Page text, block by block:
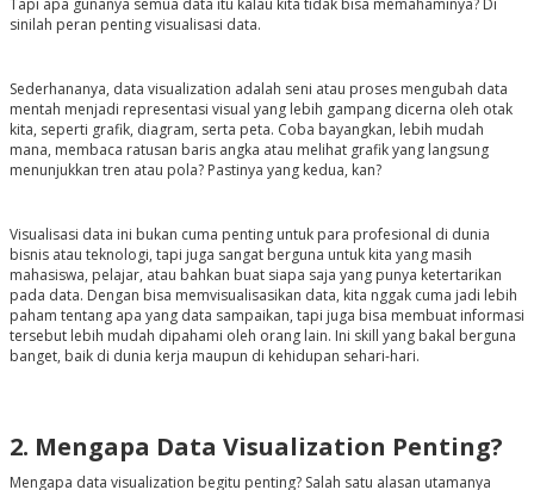
Tapi apa gunanya semua data itu kalau kita tidak bisa memahaminya? Di
sinilah peran penting visualisasi data.
Sederhananya, data visualization adalah seni atau proses mengubah data
mentah menjadi representasi visual yang lebih gampang dicerna oleh otak
kita, seperti grafik, diagram, serta peta. Coba bayangkan, lebih mudah
mana, membaca ratusan baris angka atau melihat grafik yang langsung
menunjukkan tren atau pola? Pastinya yang kedua, kan?
Visualisasi data ini bukan cuma penting untuk para profesional di dunia
bisnis atau teknologi, tapi juga sangat berguna untuk kita yang masih
mahasiswa, pelajar, atau bahkan buat siapa saja yang punya ketertarikan
pada data. Dengan bisa memvisualisasikan data, kita nggak cuma jadi lebih
paham tentang apa yang data sampaikan, tapi juga bisa membuat informasi
tersebut lebih mudah dipahami oleh orang lain. Ini skill yang bakal berguna
banget, baik di dunia kerja maupun di kehidupan sehari-hari.
2. Mengapa Data Visualization Penting?
Mengapa data visualization begitu penting? Salah satu alasan utamanya